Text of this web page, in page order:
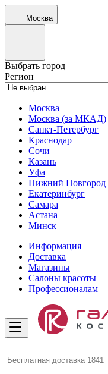
Москва
Выбрать город
Регион
Москва
Москва (за МКАД)
Санкт-Петербург
Краснодар
Сочи
Казань
Уфа
Нижний Новгород
Екатеринбург
Самара
Астана
Минск
Информация
Доставка
Магазины
Салоны красоты
Профессионалам